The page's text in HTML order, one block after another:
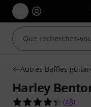
Autres Baffles
Harley
4.3
(48)